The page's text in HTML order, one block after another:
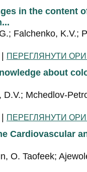
in the content
Falchenko, K.V.;
| ПЕРЕГЛЯНУТИ
about
D.V.; Mchedlov-
| ПЕРЕГЛЯНУТИ
Cardiovascular
O. Taofeek;